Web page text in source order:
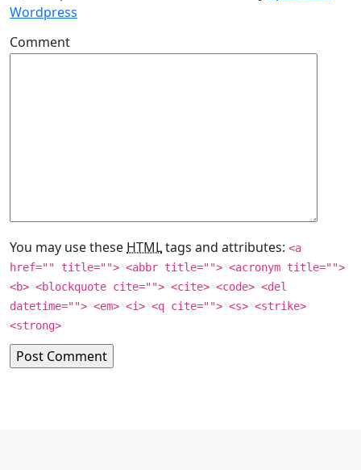
Wordpress
Comment
You may use these HTMLtags and attributes: <a
href="" title=""> <abbr title=""> <acronym title="">
<b> <blockquote cite=""> <cite> <code> <del
datetime=""> <em> <i> <q cite=""> <s> <strike>
<strong>